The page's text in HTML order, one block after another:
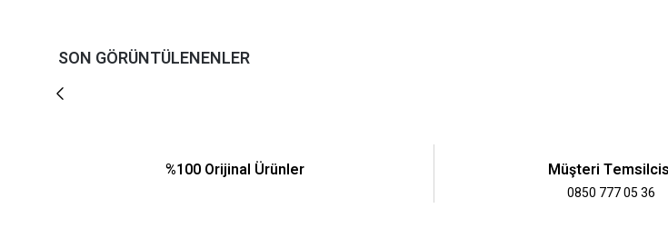
SON GÖRÜNTÜLENENLER
%100 Orijinal Ürünler Müşteri
0850 777 05 36